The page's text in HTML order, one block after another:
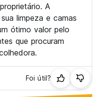
A
limpeza e camas
ótimo valor pelo
que procuram
Foi útil?